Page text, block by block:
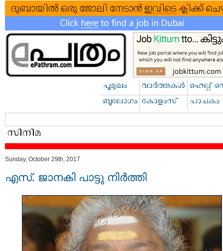
Sunday, October 29th, 2017
എസ്. ജാനകി പാട്ടു നിര്‍ത്തി